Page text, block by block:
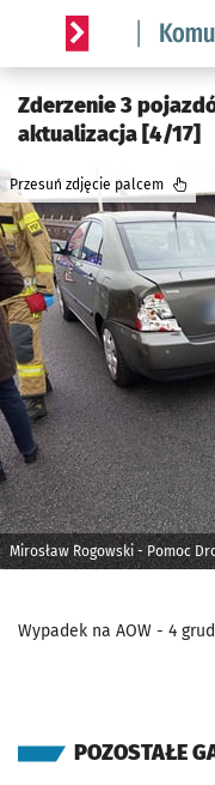
Serwis informacyjny
Zderzenie 3
aktualizacja [4/17]
Mirosław Rogowski - Pomoc
Przesuń zdjęcie palcem
Wypadek na AOW - 4
POZOSTAŁE